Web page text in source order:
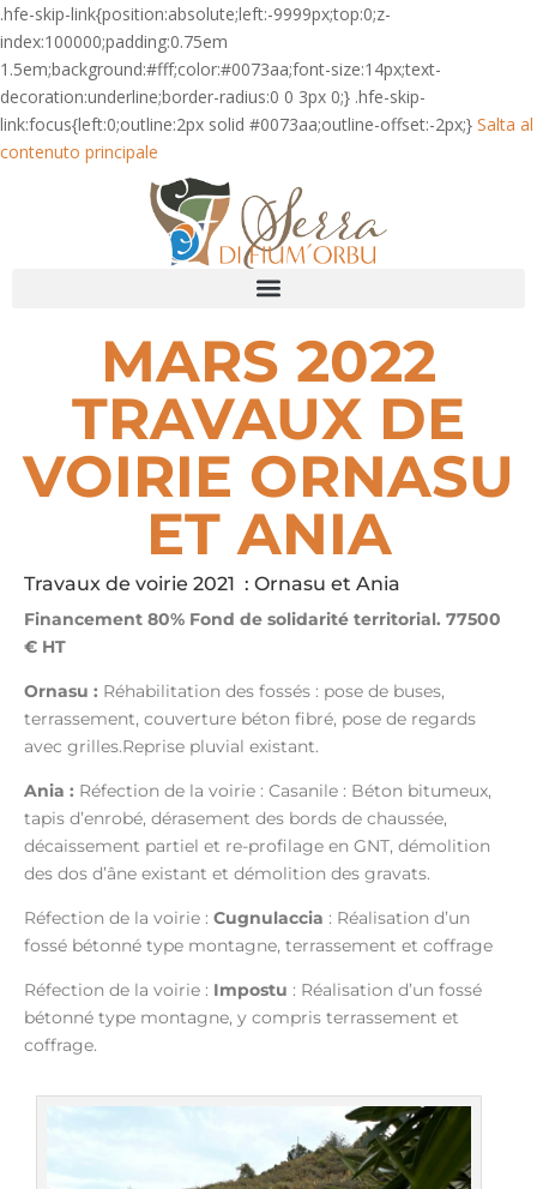
.hfe-skip-link{position:absolute;left:-9999px;top:0;z-
index:100000;padding:0.75em
1.5em;background:#fff;color:#0073aa;font-size:14px;text-
decoration:underline;border-radius:0 0 3px 0;} .hfe-skip-
link:focus{left:0;outline:2px solid #0073aa;outline-offset:-2px;} Salta al
contenuto principale
MARS 2022
TRAVAUX DE
VOIRIE ORNASU
ET ANIA
Travaux de voirie 2021 : Ornasu et Ania
Financement 80% Fond de solidarité territorial. 77500
€ HT
Ornasu : Réhabilitation des fossés : pose de buses,
terrassement, couverture béton fibré, pose de regards
avec grilles.Reprise pluvial existant.
Ania : Réfection de la voirie : Casanile : Béton bitumeux,
tapis d’enrobé, dérasement des bords de chaussée,
décaissement partiel et re-profilage en GNT, démolition
des dos d’âne existant et démolition des gravats.
Réfection de la voirie : Cugnulaccia : Réalisation d’un
fossé bétonné type montagne, terrassement et coffrage
Réfection de la voirie : Impostu : Réalisation d’un fossé
bétonné type montagne, y compris terrassement et
coffrage.